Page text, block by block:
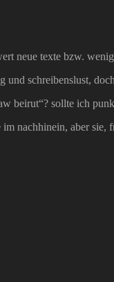
neue texte bzw.
schreibenslust,
beirut“? sollte ich
nachhinein, aber